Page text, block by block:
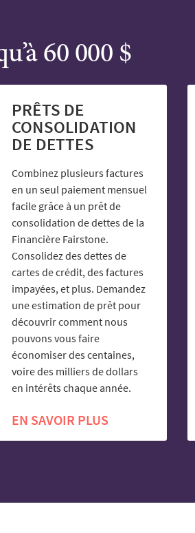
60 000 $
PRÊTS DE
CONSOLIDATION
DE DETTES
Combinez plusieurs factures
en un seul paiement mensuel
facile grâce à un prêt de
consolidation de dettes de la
Financière Fairstone.
Consolidez des dettes de
cartes de crédit, des factures
impayées, et plus. Demandez
une estimation de prêt pour
découvrir comment nous
pouvons vous faire
économiser des centaines,
voire des milliers de dollars
en intérêts chaque année.
EN SAVOIR PLUS